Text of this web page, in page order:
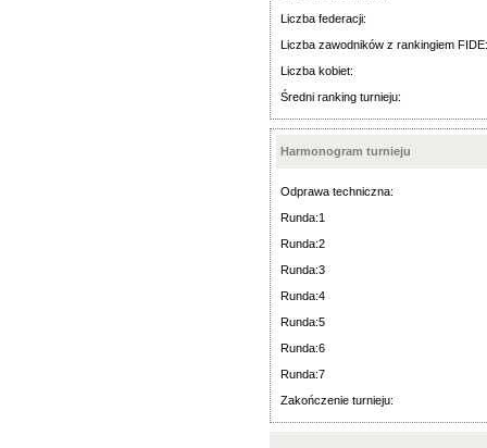
Liczba federacji:
Liczba zawodników z rankingiem FIDE:
Liczba kobiet:
Średni ranking turnieju:
Harmonogram turnieju
Odprawa techniczna:
Runda:1
Runda:2
Runda:3
Runda:4
Runda:5
Runda:6
Runda:7
Zakończenie turnieju: